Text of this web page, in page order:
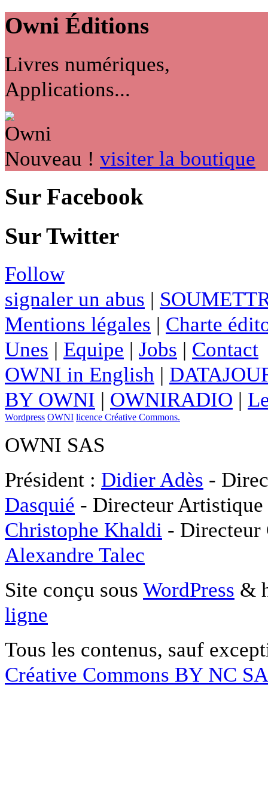
Owni Éditions
Livres numériques,
Applications...
Nouveau ! visiter la boutique
Sur Facebook
Sur Twitter
Follow
signaler un abus |
Mentions légales | Charte
Unes | Equipe | Jobs | Contact
OWNI in English |
BY OWNI | OWNIRADIO |
Wordpress OWNI licence Créative Commons.
OWNI SAS
Président : Didier Adès -
Dasquié - Directeur
Christophe Khaldi -
Alexandre Talec
Site conçu sous WordPress &
ligne
Tous les contenus, sauf
Créative Commons BY NC SA